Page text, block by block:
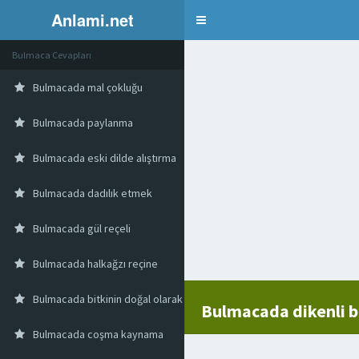
Anlami.net Bulmaca
Bulmacada dikenli
Bulmaca Cevapları
Bulmacada mal çokluğu
Bulmacada paylanma
Bulmacada eski dilde alıştırma
Bulmacada dadılık etmek
Bulmacada gül reçeli
Bulmacada halkağzı reçine
Bulmacada bitkinin doğal olarak yetiştiği yer yurt
Bulmacada coşma kaynama